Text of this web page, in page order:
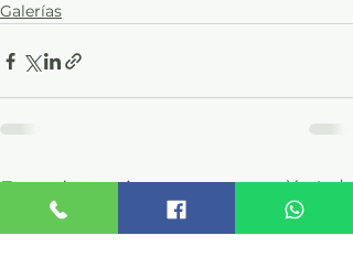
Galerías
Entradas recientes Ver todo